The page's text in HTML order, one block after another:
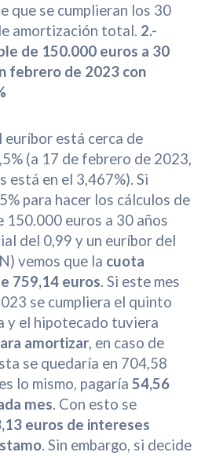
que se cumplieran los 30
amortización total. 2.-
de 150.000 euros a 30
febrero de 2023 con
está cerca de
(a 17 de febrero de 2023,
está en el 3,467%). Si
para hacer los cálculos de
150.000 euros a 30 años
del 0,99 y un euríbor del
vemos que la cuota
759,14 euros. Si este mes
se cumpliera el quinto
y el hipotecado tuviera
amortizar, en caso de
se quedaría en 704,58
lo mismo, pagaría 54,56
mes. Con esto se
euros de intereses
. Sin embargo, si decide